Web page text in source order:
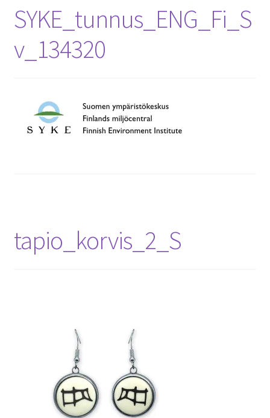
SYKE_tunnus_ENG_Fi_S
v_134320
tapio_korvis_2_S